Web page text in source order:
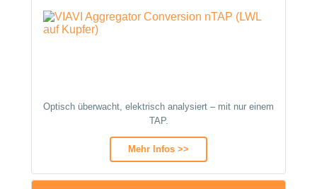
Optisch überwacht, elektrisch analysiert – mit nur einem
TAP.
Mehr Infos >>